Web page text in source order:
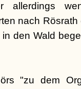
allerdings
nach
den Wald
"zu dem